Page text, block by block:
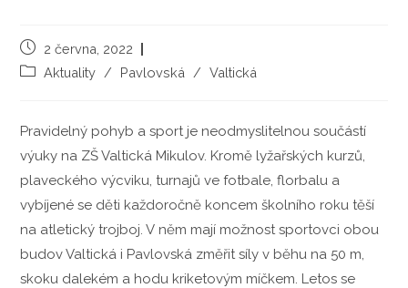
Příspěvek
byl
2 června, 2022
RubrikyAktuality / Pavlovská / Valtická
Pravidelný pohyb a sport je neodmyslitelnou součástí
výuky na ZŠ Valtická Mikulov. Kromě lyžařských kurzů,
plaveckého výcviku, turnajů ve fotbale, florbalu a
vybíjené se děti každoročně koncem školního roku těší
na atletický trojboj. V něm mají možnost sportovci obou
budov Valtická i Pavlovská změřit síly v běhu na 50 m,
skoku dalekém a hodu kriketovým míčkem. Letos se